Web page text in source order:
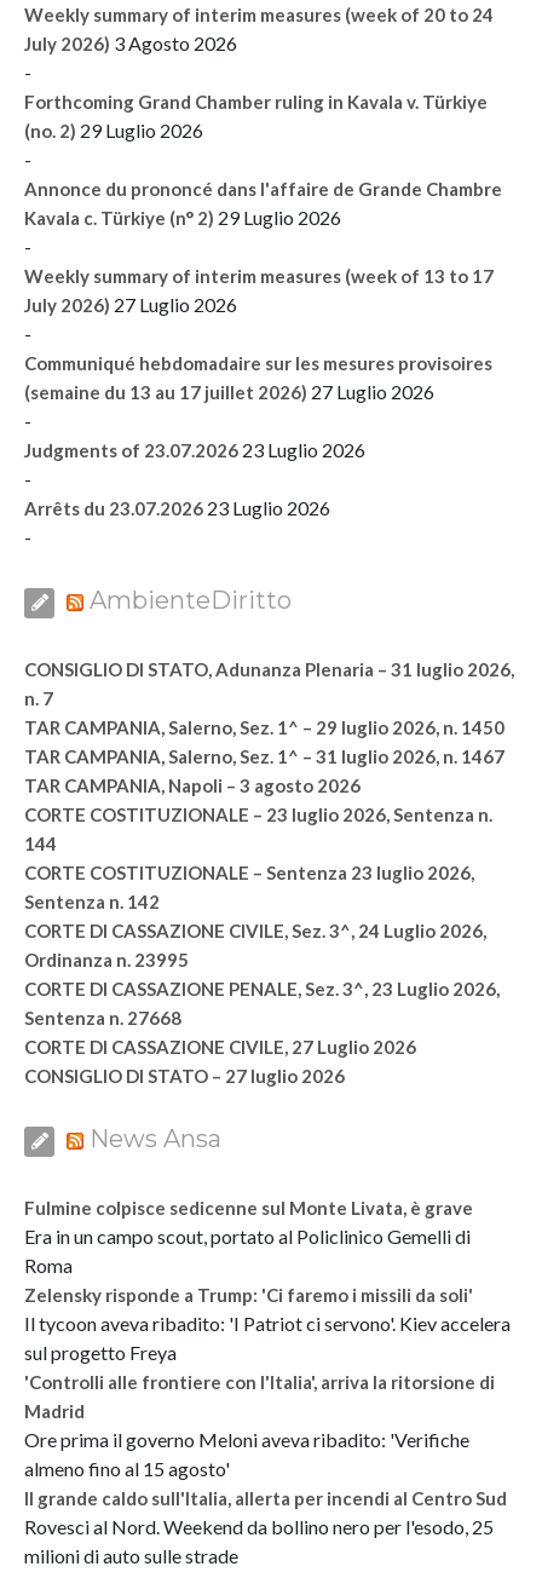
Weekly summary of interim measures (week of 20 to 24
July 2026) 3 Agosto 2026
-
Forthcoming Grand Chamber ruling in Kavala v. Türkiye
(no. 2) 29 Luglio 2026
-
Annonce du prononcé dans l'affaire de Grande Chambre
Kavala c. Türkiye (n° 2) 29 Luglio 2026
-
Weekly summary of interim measures (week of 13 to 17
July 2026) 27 Luglio 2026
-
Communiqué hebdomadaire sur les mesures provisoires
(semaine du 13 au 17 juillet 2026) 27 Luglio 2026
-
Judgments of 23.07.2026 23 Luglio 2026
-
Arrêts du 23.07.2026 23 Luglio 2026
-
AmbienteDiritto
CONSIGLIO DI STATO, Adunanza Plenaria – 31 luglio 2026,
n. 7
TAR CAMPANIA, Salerno, Sez. 1^ – 29 luglio 2026, n. 1450
TAR CAMPANIA, Salerno, Sez. 1^ – 31 luglio 2026, n. 1467
TAR CAMPANIA, Napoli – 3 agosto 2026
CORTE COSTITUZIONALE – 23 luglio 2026, Sentenza n.
144
CORTE COSTITUZIONALE – Sentenza 23 luglio 2026,
Sentenza n. 142
CORTE DI CASSAZIONE CIVILE, Sez. 3^, 24 Luglio 2026,
Ordinanza n. 23995
CORTE DI CASSAZIONE PENALE, Sez. 3^, 23 Luglio 2026,
Sentenza n. 27668
CORTE DI CASSAZIONE CIVILE, 27 Luglio 2026
CONSIGLIO DI STATO – 27 luglio 2026
News Ansa
Fulmine colpisce sedicenne sul Monte Livata, è grave
Era in un campo scout, portato al Policlinico Gemelli di
Roma
Zelensky risponde a Trump: 'Ci faremo i missili da soli'
Il tycoon aveva ribadito: 'I Patriot ci servono'. Kiev accelera
sul progetto Freya
'Controlli alle frontiere con l'Italia', arriva la ritorsione di
Madrid
Ore prima il governo Meloni aveva ribadito: 'Verifiche
almeno fino al 15 agosto'
Il grande caldo sull'Italia, allerta per incendi al Centro Sud
Rovesci al Nord. Weekend da bollino nero per l'esodo, 25
milioni di auto sulle strade